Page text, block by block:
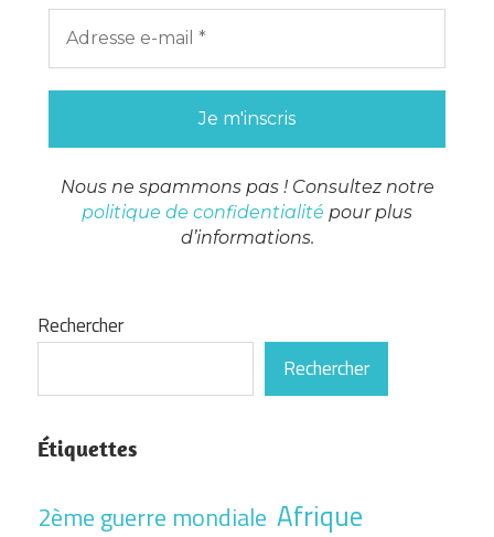
Nous ne spammons pas ! Consultez notre
politique de confidentialité pour plus
d’informations.
Rechercher
Rechercher
Étiquettes
2ème guerre mondiale Afrique